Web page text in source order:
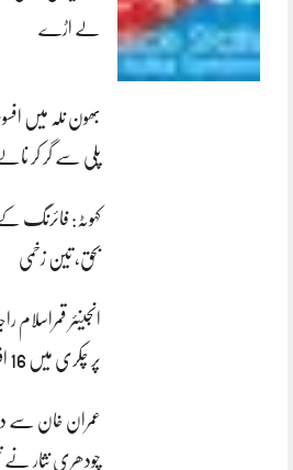
لے اڑے
بھون نلہ میں
پلی سے گر کر
کہوٹہ: فائرنگ
بحق، تین زخمی
انجینئر قمراسلام
پر چکری میں 16 افراد کا کامیاب ریسکیو
عمران خان سے
چودھری نثار